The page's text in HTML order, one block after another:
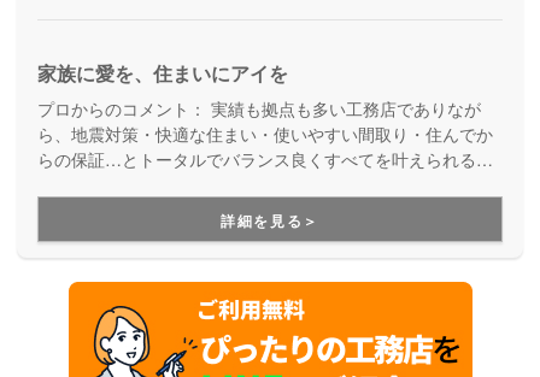
家族に愛を、住まいにアイを
プロからのコメント： 実績も拠点も多い工務店でありなが
ら、地震対策・快適な住まい・使いやすい間取り・住んでか
らの保証…とトータルでバランス良くすべてを叶えられる家
用できる間取り提案も得意なので、末長く安心して暮らせる
住まいをお求めの方、安心できるプロにまるっとお任せした
い方にもお勧めしています。
詳細を見る＞